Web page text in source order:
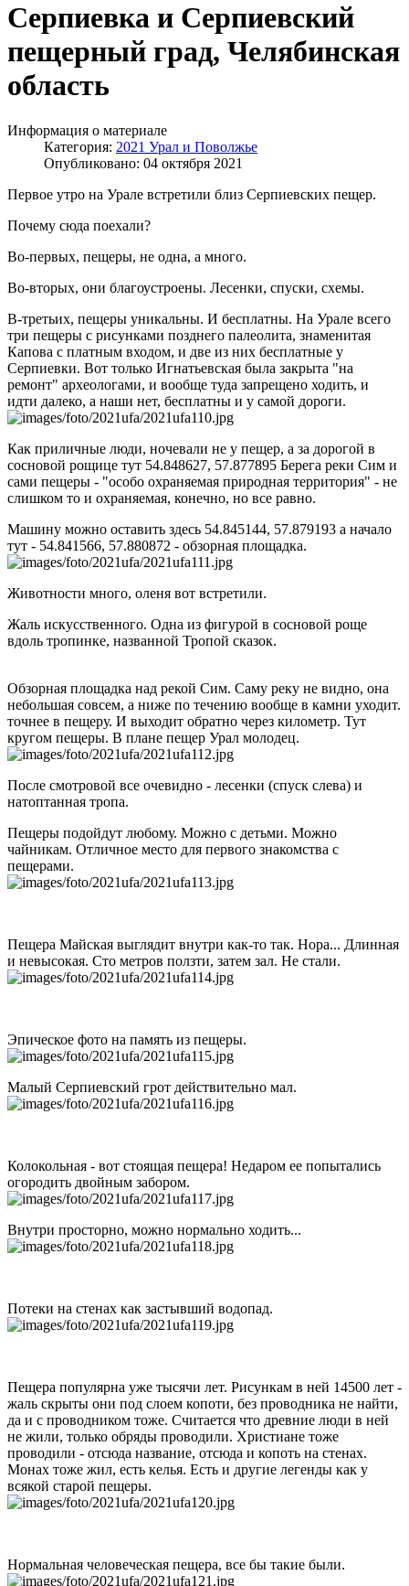
Серпиевка и Серпиевский
пещерный град, Челябинская
область
Информация о материале
Категория: 2021 Урал и Поволжье
Опубликовано: 04 октября 2021
Первое утро на Урале встретили близ Серпиевских пещер.
Почему сюда поехали?
Во-первых, пещеры, не одна, а много.
Во-вторых, они благоустроены. Лесенки, спуски, схемы.
В-третьих, пещеры уникальны. И бесплатны. На Урале всего
три пещеры с рисунками позднего палеолита, знаменитая
Капова с платным входом, и две из них бесплатные у
Серпиевки. Вот только Игнатьевская была закрыта "на
ремонт" археологами, и вообще туда запрещено ходить, и
идти далеко, а наши нет, бесплатны и у самой дороги.
Как приличные люди, ночевали не у пещер, а за дорогой в
сосновой рощице тут 54.848627, 57.877895 Берега реки Сим и
сами пещеры - "особо охраняемая природная территория" - не
слишком то и охраняемая, конечно, но все равно.
Машину можно оставить здесь 54.845144, 57.879193 а начало
тут - 54.841566, 57.880872 - обзорная площадка.
Животности много, оленя вот встретили.
Жаль искусственного. Одна из фигурой в сосновой роще
вдоль тропинке, названной Тропой сказок.
Обзорная площадка над рекой Сим. Саму реку не видно, она
небольшая совсем, а ниже по течению вообще в камни уходит.
точнее в пещеру. И выходит обратно через километр. Тут
кругом пещеры. В плане пещер Урал молодец.
После смотровой все очевидно - лесенки (спуск слева) и
натоптанная тропа.
Пещеры подойдут любому. Можно с детьми. Можно
чайникам. Отличное место для первого знакомства с
пещерами.
Пещера Майская выглядит внутри как-то так. Нора... Длинная
и невысокая. Сто метров ползти, затем зал. Не стали.
Эпическое фото на память из пещеры.
Малый Серпиевский грот действительно мал.
Колокольная - вот стоящая пещера! Недаром ее попытались
огородить двойным забором.
Внутри просторно, можно нормально ходить...
Потеки на стенах как застывший водопад.
Пещера популярна уже тысячи лет. Рисункам в ней 14500 лет -
жаль скрыты они под слоем копоти, без проводника не найти,
да и с проводником тоже. Считается что древние люди в ней
не жили, только обряды проводили. Христиане тоже
проводили - отсюда название, отсюда и копоть на стенах.
Монах тоже жил, есть келья. Есть и другие легенды как у
всякой старой пещеры.
Нормальная человеческая пещера, все бы такие были.